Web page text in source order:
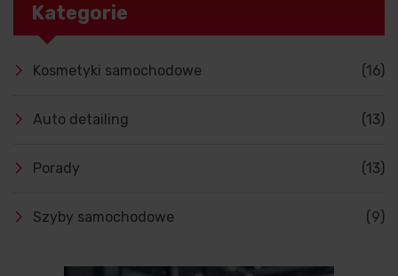
Kategorie
Kosmetyki samochodowe (16)
Auto detailing (13)
Porady (13)
Szyby samochodowe (9)